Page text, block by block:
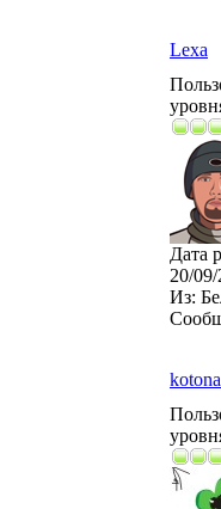
Lexa
Дата
20/
Из: